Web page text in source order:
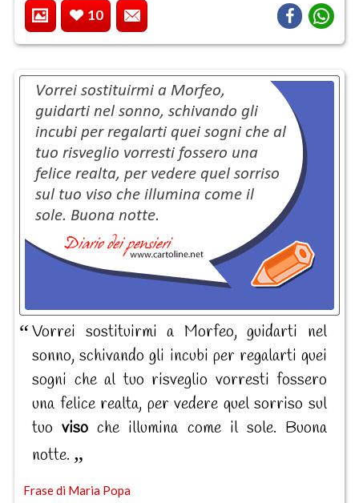
10
Vorrei sostituirmi a Morfeo, guidarti nel
sonno, schivando gli incubi per regalarti quei
sogni che al tuo risveglio vorresti fossero
una felice realta, per vedere quel sorriso sul
tuoviso che illumina come il sole. Buona
notte.
Frase di Maria Popa